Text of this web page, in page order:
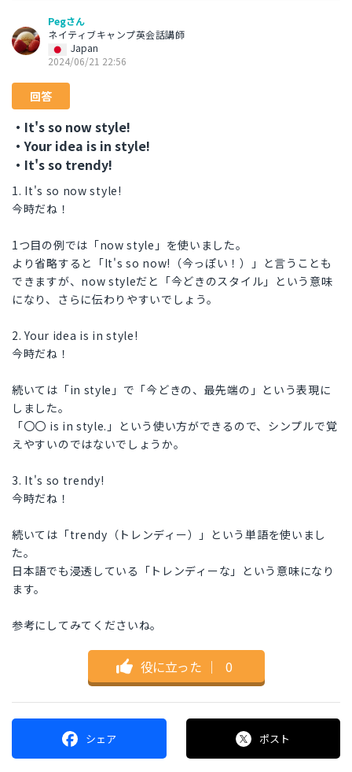
Pegさん
ネイティブキャンプ英会話講師
Japan
2024/06/21 22:56
回答
・It's so now style!
・Your idea is in style!
・It's so trendy!
1. It's so now style!
今時だね！
1つ目の例では「now style」を使いました。
より省略すると「It's so now!（今っぽい！）」と言うことも
できますが、now styleだと「今どきのスタイル」という意味
になり、さらに伝わりやすいでしょう。
2. Your idea is in style!
今時だね！
続いては「in style」で「今どきの、最先端の」という表現に
しました。
「〇〇 is in style.」という使い方ができるので、シンプルで覚
えやすいのではないでしょうか。
3. It's so trendy!
今時だね！
続いては「trendy（トレンディー）」という単語を使いまし
た。
日本語でも浸透している「トレンディーな」という意味になり
ます。
参考にしてみてくださいね。
役に立った ｜ 0
シェア ポスト